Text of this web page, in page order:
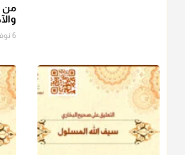
الصاع..فمن شق عليه إخراج الطعام هذه
أ.د. صالح الشمراني
دفعزكاة الفطرللمسكين القريب
دفعها للبعيد ولا تغرك مظاهر
من
6 نوفمبر، 2022